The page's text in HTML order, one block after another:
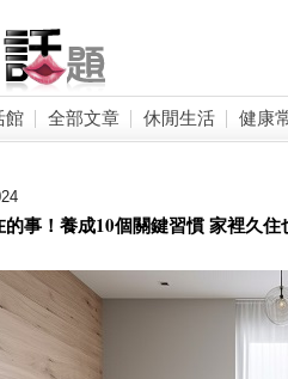
館 全部文章 休閒生活 健康
事！養成10個關鍵習慣 家裡久住